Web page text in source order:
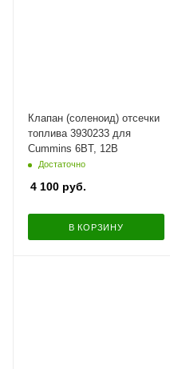
Клапан (соленоид) отсечки
топлива 3930233 для
Cummins 6BT, 12В
Достаточно
4 100 руб.
В КОРЗИНУ